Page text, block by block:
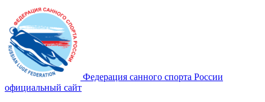
Федерация санного спорта России
официальный сайт